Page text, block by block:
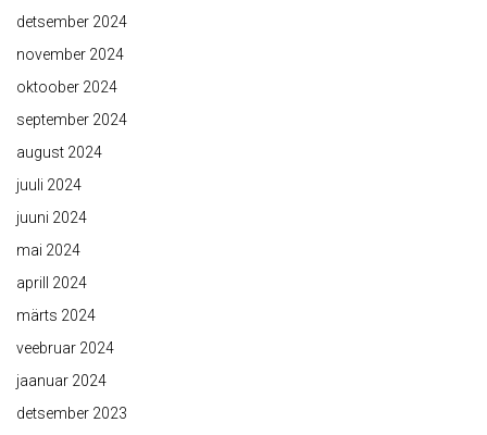
detsember 2024
november 2024
oktoober 2024
september 2024
august 2024
juuli 2024
juuni 2024
mai 2024
aprill 2024
märts 2024
veebruar 2024
jaanuar 2024
detsember 2023